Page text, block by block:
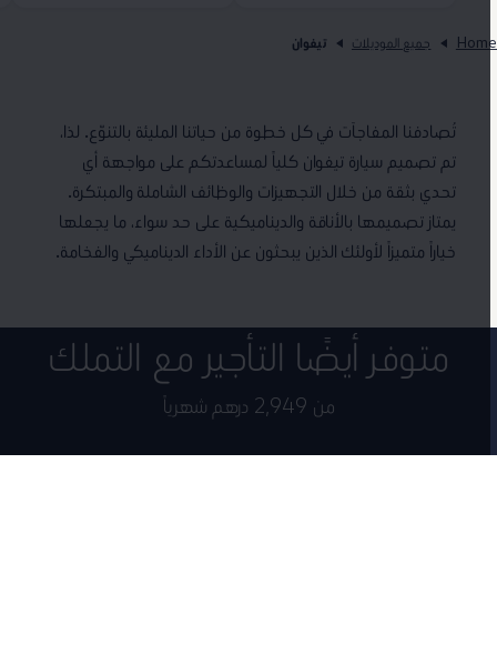
جميع الموديلات تيغوان
تُصادفنا المفاجآت في كل خطوة من حياتنا المليئة بالتنوّع. لذا،
تم تصميم سيارة تيغوان كلياً لمساعدتكم على مواجهة أي
تحدي بثقة من خلال التجهيزات والوظائف الشاملة والمبتكرة.
يمتاز تصميمها بالأناقة والديناميكية على حد سواء، ما يجعلها
خياراً متميزاً لأولئك الذين يبحثون عن الأداء الديناميكي والفخامة.
متوفر أيضًا التأجير مع التملك
من 2,949 درهم شهرياً